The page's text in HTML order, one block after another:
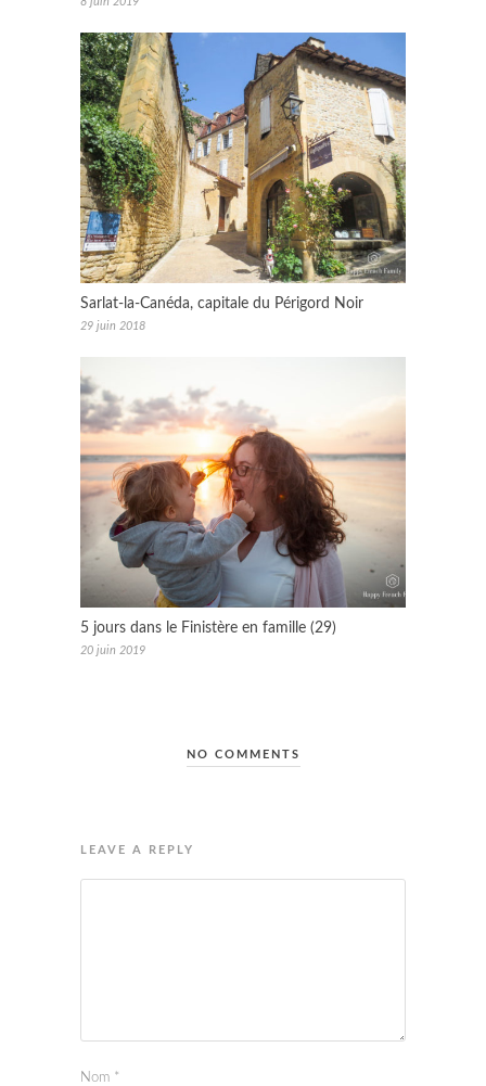
Sarlat-la-Canéda, capitale du Périgord Noir
29 juin 2018
5 jours dans le Finistère en famille (29)
20 juin 2019
NO COMMENTS
LEAVE A REPLY
Nom *